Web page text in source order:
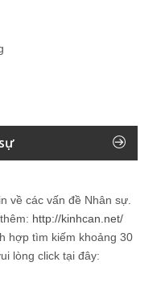
về các vấn đề Nhân sự
http://kinhcan.net/
hợp tìm kiếm khoảng 30
lòng click tại đây: